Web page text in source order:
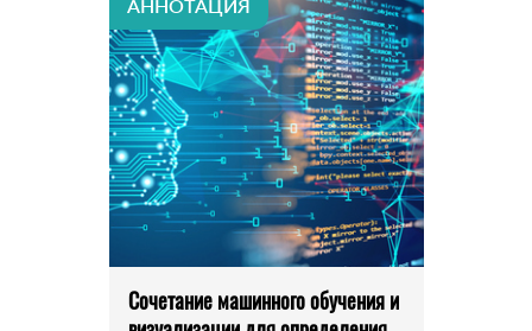
АННОТАЦИЯ
Сочетание машинного обучения и